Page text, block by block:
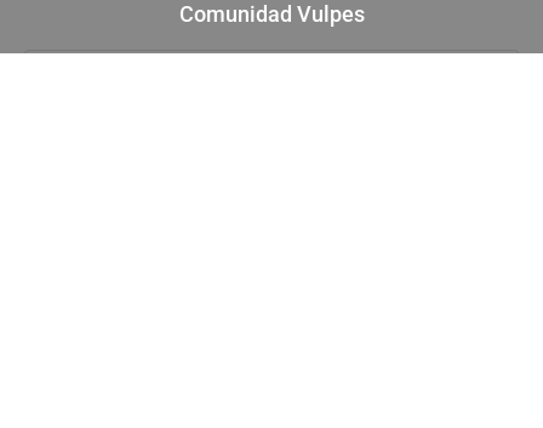
Comunidad Vulpes